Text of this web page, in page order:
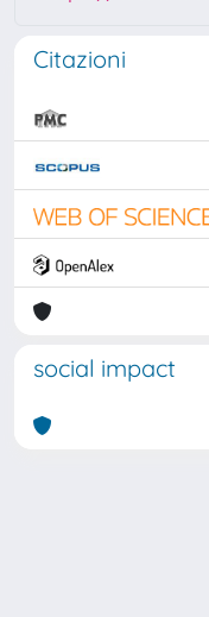
Citazioni
social impact